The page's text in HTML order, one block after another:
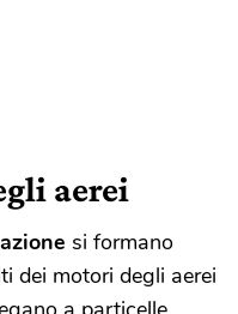
aerei
si formano
dei motori degli aerei